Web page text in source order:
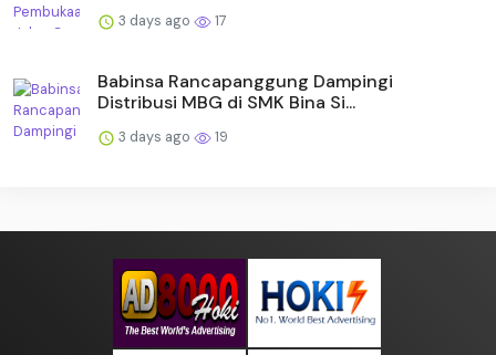
3 days ago 17
Babinsa Rancapanggung Dampingi
Distribusi MBG di SMK Bina Si...
3 days ago 19